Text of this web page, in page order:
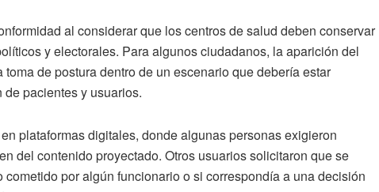
al considerar que los centros de salud deben conservar
y electorales. Para algunos ciudadanos, la aparición del
de postura dentro de un escenario que debería estar
pacientes y usuarios.
plataformas digitales, donde algunas personas exigieron
del contenido proyectado. Otros usuarios solicitaron que se
por algún funcionario o si correspondía a una decisión